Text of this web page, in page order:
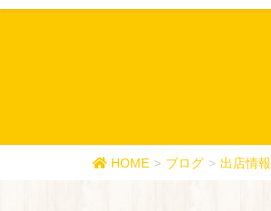
HOME ブログ 出店情報